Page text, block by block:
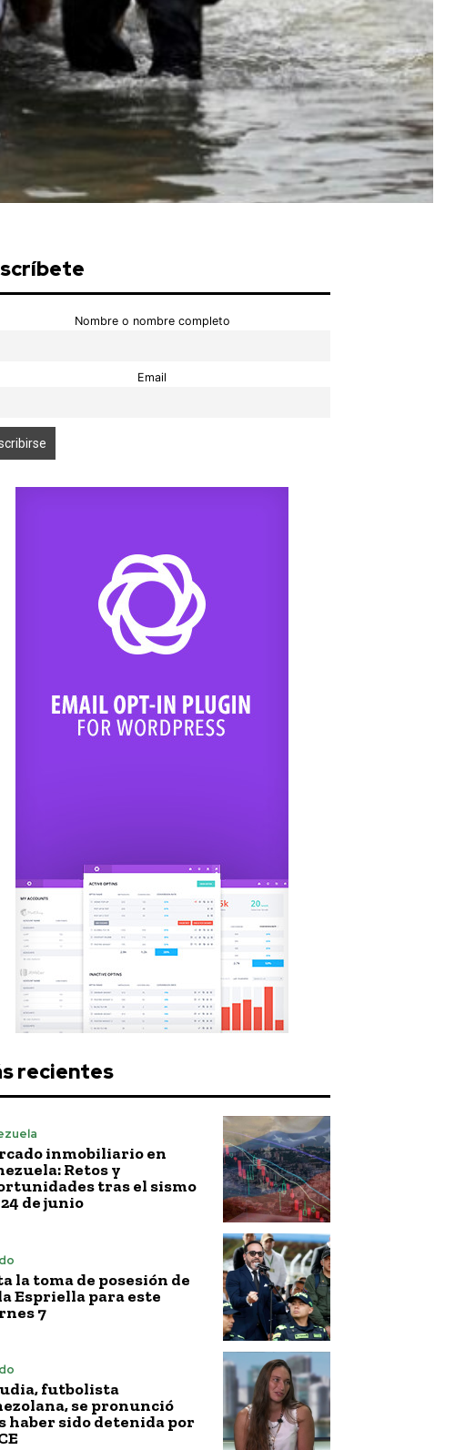
Nombre o nombre completo
Email
recientes
inmobiliario en
Retos y
tras el sismo
de junio
la toma de posesión de
Espriella para este
7
futbolista
se pronunció
haber sido detenida por